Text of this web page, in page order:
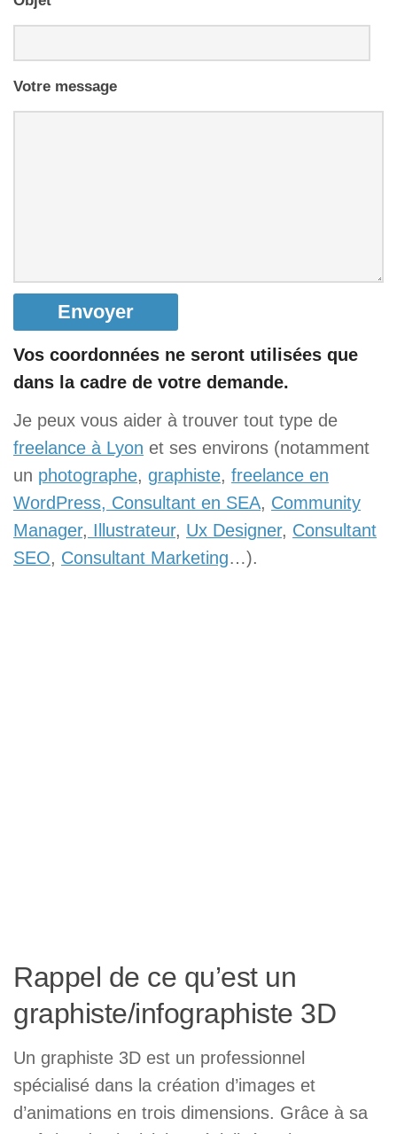
Votre message
Vos coordonnées ne seront utilisées que
dans la cadre de votre demande.
Je peux vous aider à trouver tout type de
freelance à Lyon et ses environs (notamment
un photographe, graphiste, freelance en
WordPress, Consultant en SEA, Community
Manager, Illustrateur, Ux Designer, Consultant
SEO, Consultant Marketing…).
Rappel de ce qu’est un
graphiste/infographiste 3D
Un graphiste 3D est un professionnel
spécialisé dans la création d’images et
d’animations en trois dimensions. Grâce à sa